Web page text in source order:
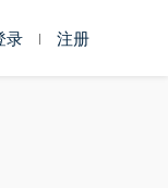
录 注册